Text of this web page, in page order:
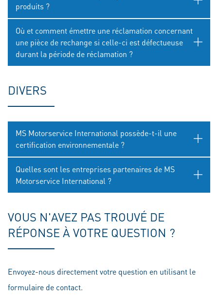
produits ?
Où et comment émettre une réclamation concernant
une pièce de rechange si celle-ci est défectueuse
durant la période de réclamation ?
DIVERS
MS Motorservice International possède-t-il une
certification environnementale ?
Quelles sont les entreprises partenaires de MS
Motorservice International ?
VOUS N'AVEZ PAS TROUVÉ DE
RÉPONSE À VOTRE QUESTION ?
Envoyez-nous directement votre question en utilisant le
formulaire de contact.